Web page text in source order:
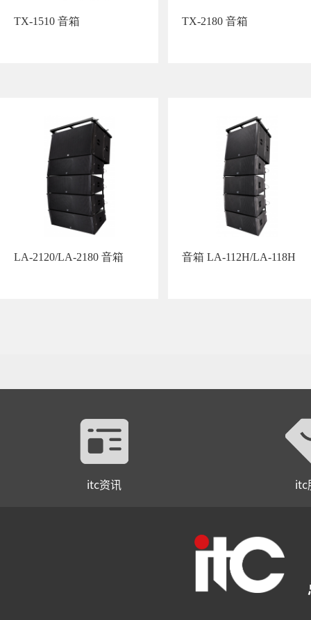
TX-1510 音箱 TX-2180 音箱
LA-2120/LA-2180 音箱 音箱 LA-112H/LA-118H
itc资讯 itc